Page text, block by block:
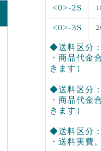
<0>-2S
<0>-3S
◆送料区分
・商品代金
きます）
◆送料区分
・商品代金
きます）
◆送料区分
・送料実費